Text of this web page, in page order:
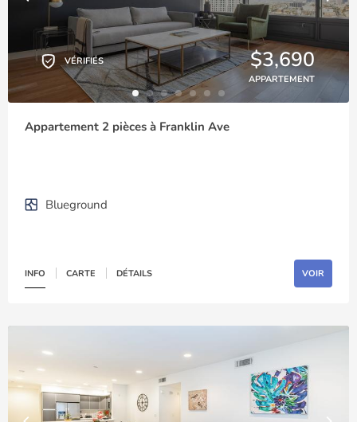
VÉRIFIÉS $3,690
APPARTEMENT
Appartement 2 pièces à Franklin Ave
Blueground
INFO CARTE DÉTAILS VOIR